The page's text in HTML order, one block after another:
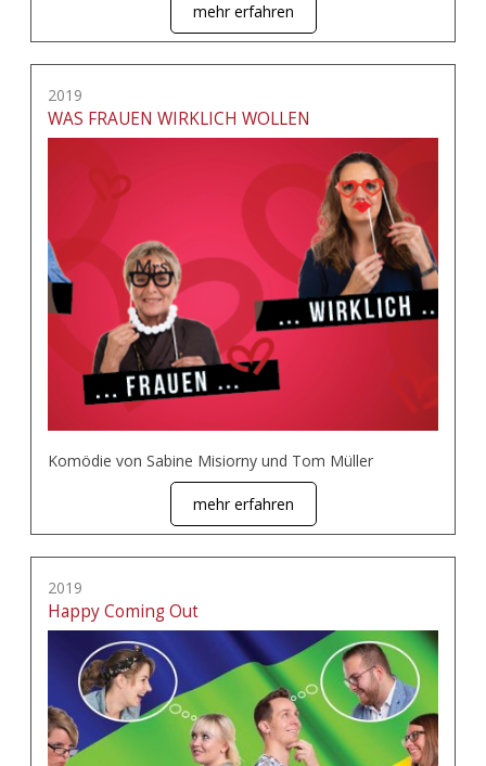
mehr erfahren
2019
WAS FRAUEN WIRKLICH WOLLEN
Komödie von Sabine Misiorny und Tom Müller
mehr erfahren
2019
Happy Coming Out